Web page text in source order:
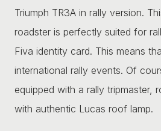
Triumph TR3A in rally version.
roadster is perfectly suited for
Fiva identity card. This means
international rally events. Of
equipped with a rally tripmaster,
with authentic Lucas roof lamp.